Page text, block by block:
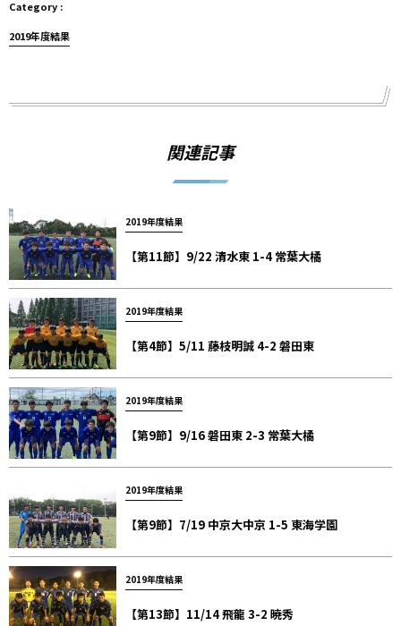
2019年度結果
関連記事
2019年度結果
【第11節】9/22 清水東 1-4 常葉大橘
2019年度結果
【第4節】5/11 藤枝明誠 4-2 磐田東
2019年度結果
【第9節】9/16 磐田東 2-3 常葉大橘
2019年度結果
【第9節】7/19 中京大中京 1-5 東海学園
2019年度結果
【第13節】11/14 飛龍 3-2 暁秀